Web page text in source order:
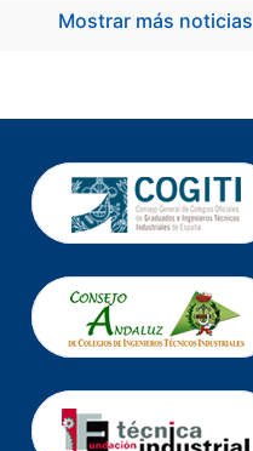
Mostrar más noticias